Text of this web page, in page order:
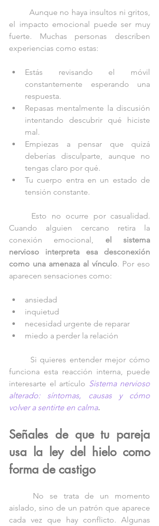
el impacto emocional puede ser muy
fuerte. Muchas personas describen
experiencias como estas:
Estás revisando el móvil
constantemente esperando una
respuesta.
Repasas mentalmente la discusión
intentando descubrir qué hiciste
mal.
Empiezas a pensar que quizá
deberías disculparte, aunque no
tengas claro por qué.
Tu cuerpo entra en un estado de
tensión constante.
Cuando alguien cercano retira la
conexión emocional, el sistema
nervioso interpreta esa desconexión
como una amenaza al vínculo. Por eso
aparecen sensaciones como:
ansiedad
inquietud
necesidad urgente de reparar
miedo a perder la relación
funciona esta reacción interna, puede
interesarte el artículo Sistema nervioso
alterado: síntomas, causas y cómo
volver a sentirte en calma.
Señales de que tu pareja
usa la ley del hielo como
forma de castigo
aislado, sino de un patrón que aparece
cada vez que hay conflicto. Algunas